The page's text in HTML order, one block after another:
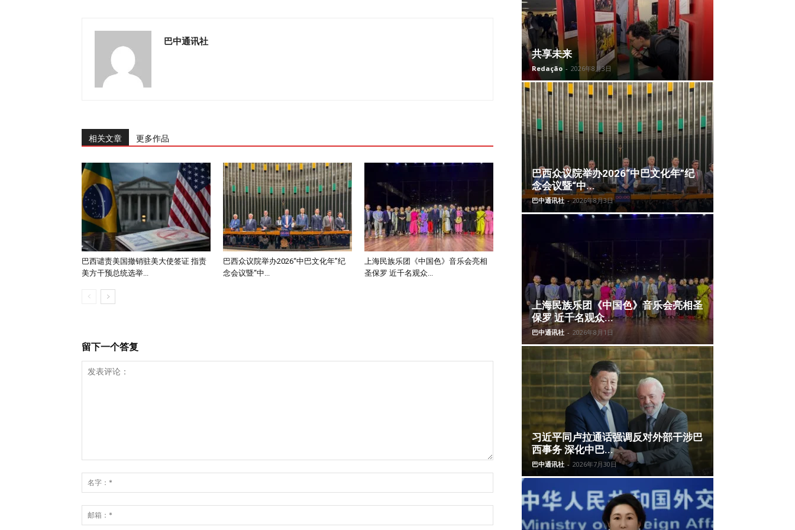
巴中通讯社
相关文章 更多作品
巴西谴责美国撤销驻美大使签证 指责
美方干预总统选举...
巴西众议院举办2026“中巴文化年”纪
念会议暨“中...
上海民族乐团《中国色》音乐会亮相
圣保罗 近千名观众...
留下一个答复
共享未来
Redação - 2026年8月3日
巴西众议院举办2026“中巴文化年”纪
念会议暨“中...
巴中通讯社 - 2026年8月3日
上海民族乐团《中国色》音乐会亮相圣
保罗 近千名观众...
巴中通讯社 - 2026年8月1日
习近平同卢拉通话强调反对外部干涉巴
西事务 深化中巴...
巴中通讯社 - 2026年7月30日